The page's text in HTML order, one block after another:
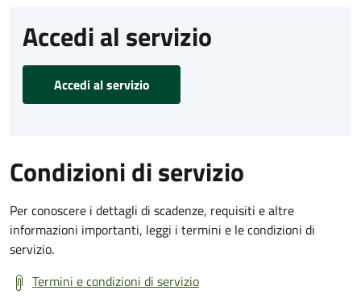
Accedi al servizio
Accedi al servizio
Condizioni di servizio
Per conoscere i dettagli di scadenze, requisiti e altre
informazioni importanti, leggi i termini e le condizioni di
servizio.
Termini e condizioni di servizio